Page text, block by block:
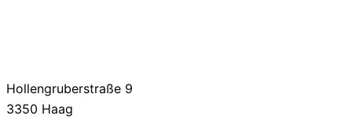
Hollengruberstraße 9
3350 Haag